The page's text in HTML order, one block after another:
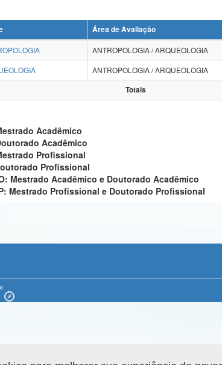
Área de Avaliação
ANTROPOLOGIA / ARQUEOLOGIA
ANTROPOLOGIA / ARQUEOLOGIA
Totais
Acadêmico
Doutorado Acadêmico
Profissional
Profissional
Mestrado Acadêmico e Doutorado Acadêmico
Mestrado Profissional e Doutorado Profissional